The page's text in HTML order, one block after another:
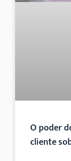
O poder
cliente